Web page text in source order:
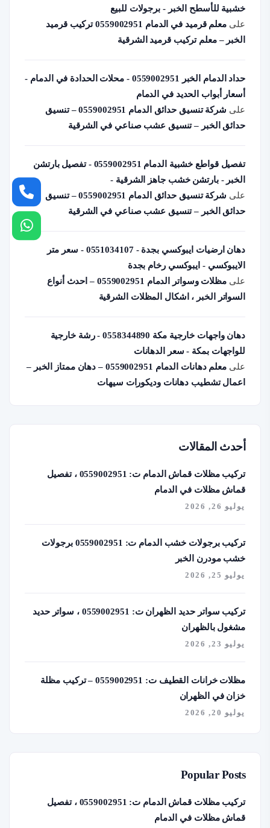
خشبية للأسطح الخبر - برجولات للبيع
على
معلم قرميد في الدمام 0559002951 تركيب قرميد
الخبر – معلم تركيب قرميد الشرقية
حداد الدمام الخبر 0559002951 - محلات الحدادة في الدمام -
أسعار أبواب الحديد في الدمام
على
شركة تنسيق حدائق الدمام 0559002951 – تنسيق
حدائق الخبر – تنسيق عشب صناعي في الشرقية
تفصيل قواطع خشبية الدمام 0559002951 - تفصيل بارتشن
الخبر - بارتشن خشب جاهز الشرقية -
على
شركة تنسيق حدائق الدمام 0559002951 – تنسيق
حدائق الخبر – تنسيق عشب صناعي في الشرقية
دهان ارضيات ايبوكسي بجدة - 0551034107 - سعر متر
الايبوكسي - ايبوكسي رخام بجدة
على
مظلات وسواتر الدمام 0559002951 – احدث أنواع
السواتر الخبر ، اشكال المظلات الشرقية
دهان واجهات خارجية مكة 0558344890 - رشة خارجية
للواجهات بمكة - سعر الدهانات
على
معلم دهانات الدمام 0559002951 – دهان ممتاز الخبر –
اعمال تشطيب دهانات وديكورات سيهات
أحدث المقالات
تركيب مظلات قماش الدمام ت: 0559002951 ، تفصيل
قماش مظلات في الدمام
يوليو 26, 2026
تركيب برجولات خشب الدمام ت: 0559002951 برجولات
خشب مودرن الخبر
يوليو 25, 2026
تركيب سواتر حديد الظهران ت: 0559002951 ، سواتر حديد
مشغول بالظهران
يوليو 23, 2026
مظلات خرانات القطيف ت: 0559002951 – تركيب مظلة
خزان في الظهران
يوليو 20, 2026
Popular Posts
تركيب مظلات قماش الدمام ت: 0559002951 ، تفصيل
قماش مظلات في الدمام